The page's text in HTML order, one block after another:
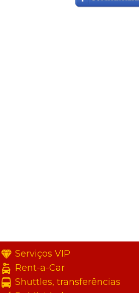
Serviços VIP
Rent-a-Car
Shuttles, transferências